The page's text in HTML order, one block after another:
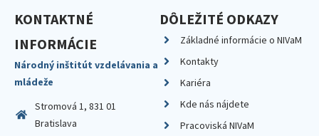
KONTAKTNÉ
INFORMÁCIE
Národný inštitút vzdelávania a
mládeže
Stromová 1, 831 01
Bratislava
DÔLEŽITÉ ODKAZY
Základné informácie o NIVaM
Kontakty
Kariéra
Kde nás nájdete
Pracoviská NIVaM